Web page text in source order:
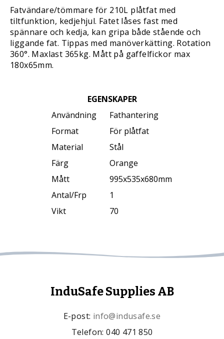
Fatvändare/tömmare för 210L plåtfat med
tiltfunktion, kedjehjul. Fatet låses fast med
spännare och kedja, kan gripa både stående och
liggande fat. Tippas med manöverkätting. Rotation
360°. Maxlast 365kg. Mått på gaffelfickor max
180x65mm.
EGENSKAPER
Användning
Fathantering
Format
För plåtfat
Material
Stål
Färg
Orange
Mått
995x535x680mm
Antal/Frp
1
Vikt
70
InduSafe Supplies AB
E-post: info@indusafe.se
Telefon: 040 471 850